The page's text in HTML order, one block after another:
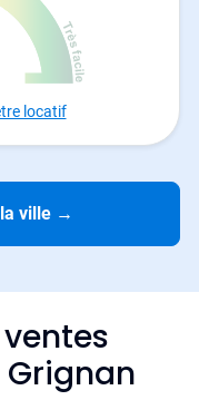
locatif
ville →